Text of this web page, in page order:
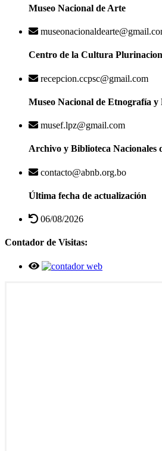
Museo Nacional de Arte
Centro de la Cultura
recepcion.ccpsc@gmail.com
Museo Nacional de Etnografía y
musef.lpz@gmail.com
Archivo y Biblioteca Nacionales
contacto@abnb.org.bo
Última fecha de actualización
06/08/2026
Contador de Visitas: